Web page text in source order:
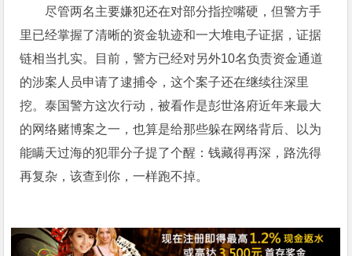
尽管两名主要嫌犯还在对部分指控嘴硬，但警方手
里已经掌握了清晰的资金轨迹和一大堆电子证据，证据
链相当扎实。目前，警方已经对另外10名负责资金通道
的涉案人员申请了逮捕令，这个案子还在继续往深里
挖。泰国警方这次行动，被看作是彭世洛府近年来最大
的网络赌博案之一，也算是给那些躲在网络背后、以为
能瞒天过海的犯罪分子提了个醒：钱藏得再深，路洗得
再复杂，该查到你，一样跑不掉。